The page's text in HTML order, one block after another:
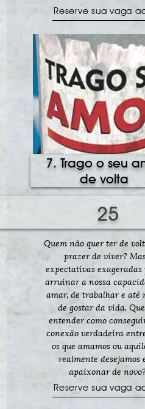
Reserve sua vaga
7. Trago o seu
de volta
25
Quem não quer ter de
prazer de viver?
expectativas exageradas
arruinar a nossa
amar, de trabalhar e até
de gostar da vida.
entender como
conexão verdadeira
os que amamos ou
realmente desejamos
apaixonar de
Reserve sua vaga